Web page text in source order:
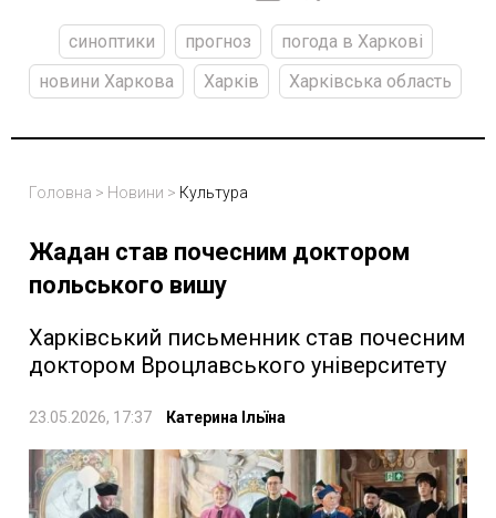
синоптики прогноз
погода в Харкові
новини Харкова
Харків Харківська область
Головна > Новини > Культура
Жадан став почесним доктором
польського вишу
Харківський письменник став почесним
доктором Вроцлавського університету
23.05.2026, 17:37 Катерина Ільїна